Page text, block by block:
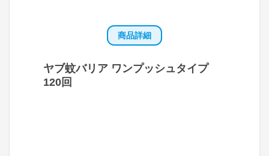
商品詳細
ヤブ蚊バリア ワンプッシュタイプ
120回